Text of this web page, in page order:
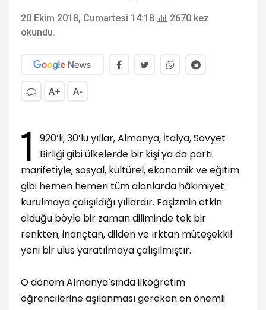
20 Ekim 2018, Cumartesi 14:18
2670 kez
okundu.
A+ A-
1
920’li, 30’lu yıllar, Almanya, İtalya, Sovyet
Birliği gibi ülkelerde bir kişi ya da parti
marifetiyle; sosyal, kültürel, ekonomik ve eğitim
gibi hemen hemen tüm alanlarda hâkimiyet
kurulmaya çalışıldığı yıllardır. Faşizmin etkin
olduğu böyle bir zaman diliminde tek bir
renkten, inançtan, dilden ve ırktan müteşekkil
yeni bir ulus yaratılmaya çalışılmıştır.
O dönem Almanya’sında ilköğretim
öğrencilerine aşılanması gereken en önemli